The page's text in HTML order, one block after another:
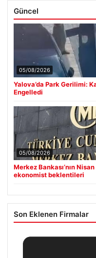
Güncel
05/08/2026
Yalova’da Park Gerilimi:
Engelledi
05/08/2026
Merkez Bankası’nın
ekonomist beklentileri
Son Eklenen Firmalar